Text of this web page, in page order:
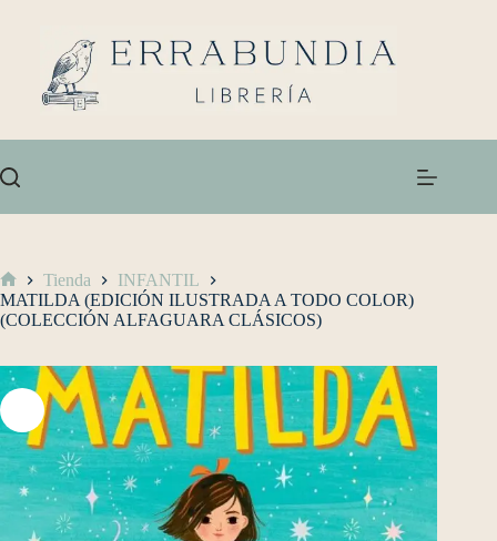
Tienda
INFANTIL
MATILDA (EDICIÓN ILUSTRADA A TODO COLOR)
(COLECCIÓN ALFAGUARA CLÁSICOS)